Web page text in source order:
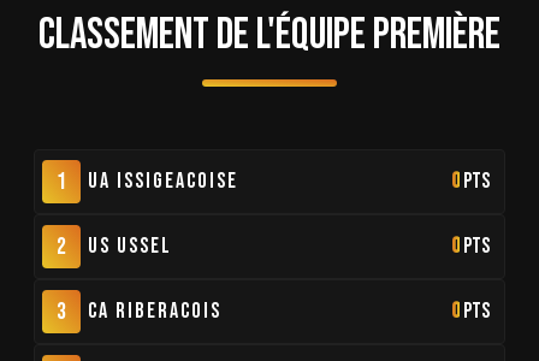
CLASSEMENT DE L'ÉQUIPE PREMIÈRE
1 UA Issigeacoise 0 pts
2 US Ussel 0 pts
3 CA Riberacois 0 pts